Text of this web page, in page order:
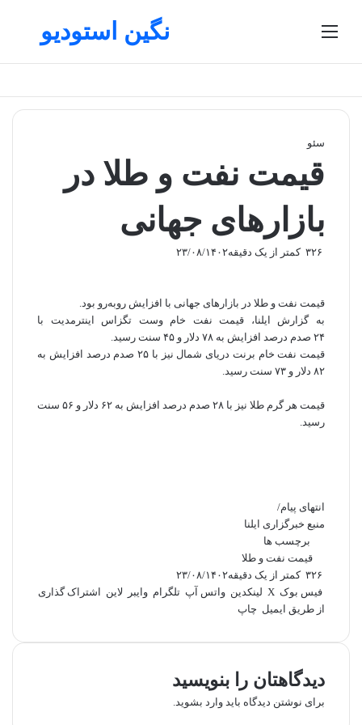
منو نگین استودیو
سئو
قیمت نفت و طلا در
بازارهای جهانی
۲۳/۰۸/۱۴۰۲کمتر از یک دقیقه
قیمت نفت و طلا در بازارهای جهانی با افزایش رو‌به‌رو بود.
به گزارش ایلنا، قیمت نفت خام وست تگزاس اینترمدیت با
۲۴ صدم درصد افزایش به ۷۸ دلار و ۴۵ سنت رسید.
قیمت نفت خام برنت دریای شمال نیز با ۲۵ صدم درصد افزایش به
۸۲ دلار و ۷۳ سنت رسید.
قیمت هر گرم طلا نیز با ۲۸ صدم درصد افزایش به ۶۲ دلار و ۵۶ سنت
رسید.
انتهای پیام/
منبع خبرگزاری ایلنا
برچسب ها
قیمت نفت و طلا
۲۳/۰۸/۱۴۰۲کمتر از یک دقیقه
فیس بوک X لینکدین واتس آپ تلگرام وایبر لاین
اشتراک گذاری
از طریق ایمیل چاپ
دیدگاهتان را بنویسید
برای نوشتن دیدگاه باید وارد بشوید.